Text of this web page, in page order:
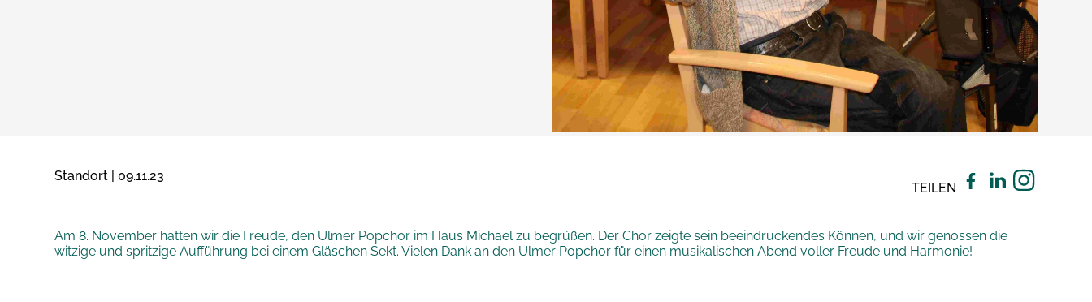
Standort | 09.11.23
TEILEN
Am 8. November hatten wir die Freude, den Ulmer Popchor im Haus Michael zu begrüßen. Der Chor zeigte sein beeindruckendes Können, und wir genossen die
witzige und spritzige Aufführung bei einem Gläschen Sekt. Vielen Dank an den Ulmer Popchor für einen musikalischen Abend voller Freude und Harmonie!